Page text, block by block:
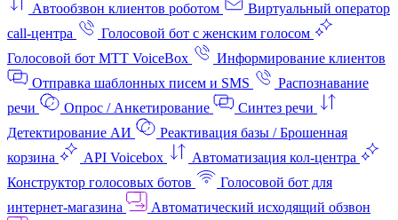
Автообзвон клиентов роботом
Виртуальный оператор
call-центра
Голосовой бот с женским голосом
Голосовой бот МТТ VoiceBox
Информирование клиентов
Отправка шаблонных писем и SMS
Распознавание
речи
Опрос / Анкетирование
Синтез речи
Детектирование АИ
Реактивация базы / Брошенная
корзина
API Voicebox
Автоматизация кол‑центра
Конструктор голосовых ботов
Голосовой бот для
интернет‑магазина
Автоматический исходящий обзвон